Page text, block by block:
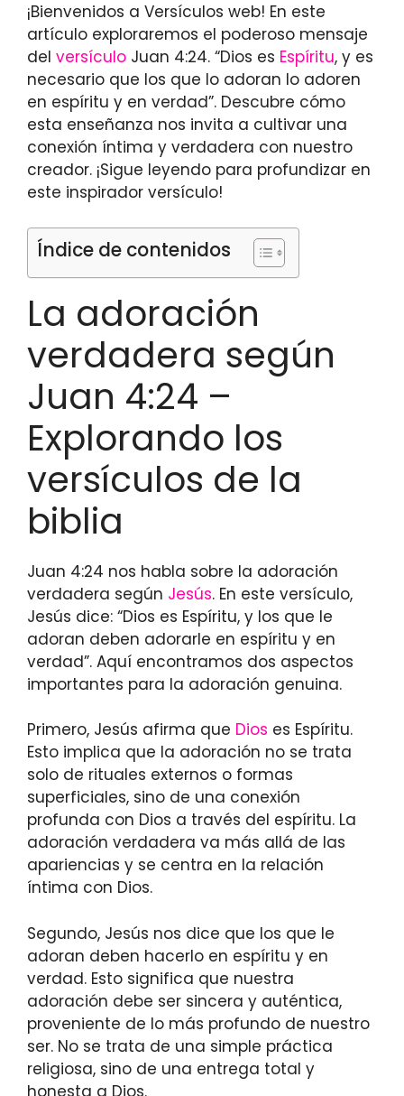
¡Bienvenidos a Versículos web! En este
artículo exploraremos el poderoso mensaje
del versículo Juan 4:24. “Dios es Espíritu, y es
necesario que los que lo adoran lo adoren
en espíritu y en verdad”. Descubre cómo
esta enseñanza nos invita a cultivar una
conexión íntima y verdadera con nuestro
creador. ¡Sigue leyendo para profundizar en
este inspirador versículo!
Índice de contenidos
La adoración
verdadera según
Juan 4:24 –
Explorando los
versículos de la
biblia
Juan 4:24 nos habla sobre la adoración
verdadera según Jesús. En este versículo,
Jesús dice: “Dios es Espíritu, y los que le
adoran deben adorarle en espíritu y en
verdad”. Aquí encontramos dos aspectos
importantes para la adoración genuina.
Primero, Jesús afirma que Dios es Espíritu.
Esto implica que la adoración no se trata
solo de rituales externos o formas
superficiales, sino de una conexión
profunda con Dios a través del espíritu. La
adoración verdadera va más allá de las
apariencias y se centra en la relación
íntima con Dios.
Segundo, Jesús nos dice que los que le
adoran deben hacerlo en espíritu y en
verdad. Esto significa que nuestra
adoración debe ser sincera y auténtica,
proveniente de lo más profundo de nuestro
ser. No se trata de una simple práctica
religiosa, sino de una entrega total y
honesta a Dios.